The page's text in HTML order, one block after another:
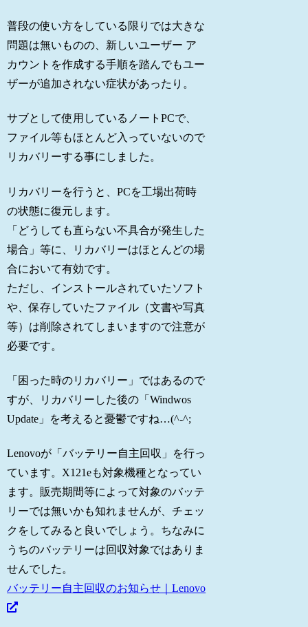
普段の使い方をしている限りでは大きな
問題は無いものの、新しいユーザー ア
カウントを作成する手順を踏んでもユー
ザーが追加されない症状があったり。
サブとして使用しているノートPCで、
ファイル等もほとんど入っていないので
リカバリーする事にしました。
リカバリーを行うと、PCを工場出荷時
の状態に復元します。
「どうしても直らない不具合が発生した
場合」等に、リカバリーはほとんどの場
合において有効です。
ただし、インストールされていたソフト
や、保存していたファイル（文書や写真
等）は削除されてしまいますので注意が
必要です。
「困った時のリカバリー」ではあるので
すが、リカバリーした後の「Windwos
Update」を考えると憂鬱ですね…(^-^;
Lenovoが「バッテリー自主回収」を行っ
ています。X121eも対象機種となってい
ます。販売期間等によって対象のバッテ
リーでは無いかも知れませんが、チェッ
クをしてみると良いでしょう。ちなみに
うちのバッテリーは回収対象ではありま
せんでした。
バッテリー自主回収のお知らせ｜Lenovo